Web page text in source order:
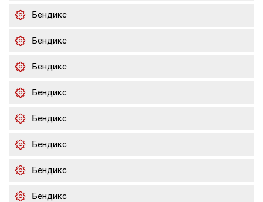
Бендикс
Бендикс
Бендикс
Бендикс
Бендикс
Бендикс
Бендикс
Бендикс